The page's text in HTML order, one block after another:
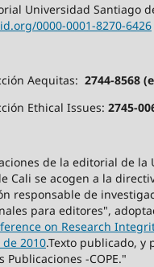
Universidad Santiago
0000-0001-8270-6426
Aequitas: 2744-8568
Ethical Issues: 2745-
de la editorial de la
Cali se acogen a la
responsable de
para editores",
on Research
2010.Texto publicado, y
Publicaciones -COPE."